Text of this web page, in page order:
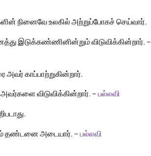
நினைவே உலகில் அற்றுப்போகச் செய்வார்.
இடுக்கண்ணினின்றும் விடுவிக்கின்றார். –
காப்பாற்றுகின்றார்.
விடுவிக்கின்றார். –பல்லவி
தண்டனை அடையார். –பல்லவி